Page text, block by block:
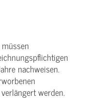
nachweisen.
werden.